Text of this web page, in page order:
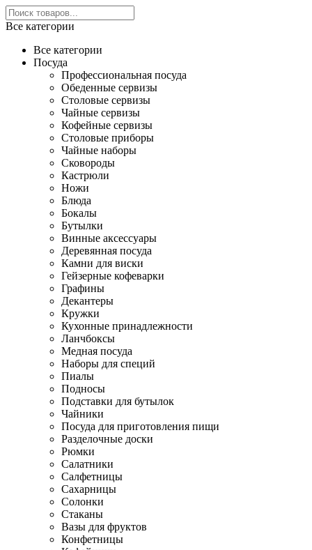
Все категории
Все категории
Посуда
Профессиональная посуда
Обеденные сервизы
Столовые сервизы
Чайные сервизы
Кофейные сервизы
Столовые приборы
Чайные наборы
Сковороды
Кастрюли
Ножи
Блюда
Бокалы
Бутылки
Винные аксессуары
Деревянная посуда
Камни для виски
Гейзерные кофеварки
Графины
Декантеры
Кружки
Кухонные принадлежности
Ланчбоксы
Медная посуда
Наборы для специй
Пиалы
Подносы
Подставки для бутылок
Чайники
Посуда для приготовления пищи
Разделочные доски
Рюмки
Салатники
Салфетницы
Сахарницы
Солонки
Стаканы
Вазы для фруктов
Конфетницы